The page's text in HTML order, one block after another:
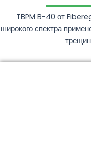
TBPM B-40 от
широкого спектра